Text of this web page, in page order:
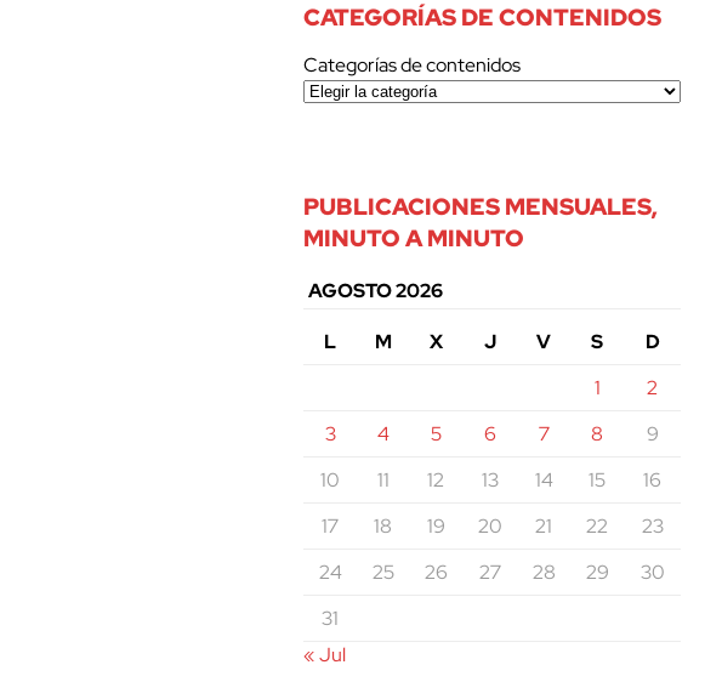
CATEGORÍAS DE CONTENIDOS
Categorías de contenidos
PUBLICACIONES MENSUALES,
MINUTO A MINUTO
AGOSTO 2026
L
M X J V S
D
1
2
3
4 5 6 7 8
9
10
11 12 13 14 15
16
17
18 19 20 21 22
23
24
25 26 27 28 29
30
31
« Jul